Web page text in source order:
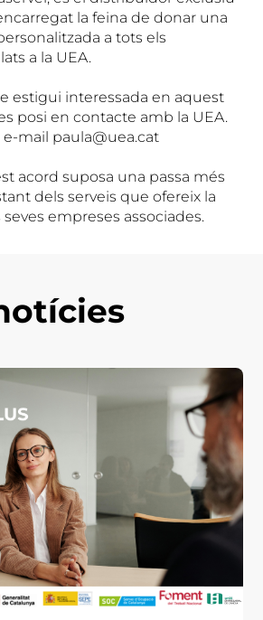
la feina de donar una
a tots els
a la UEA.
estigui interessada en aquest
posi en contacte amb la UEA.
e-mail paula@uea.cat
acord suposa una passa més
dels serveis que ofereix la
empreses associades.